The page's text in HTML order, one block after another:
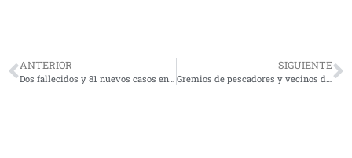
ANTERIOR
Dos fallecidos y 81 nuevos casos en la región: Revisa la cantidad de casos activos por comuna
SIGUIENTE
Gremios de pescadores y vecinos de Chungungo exigen participación en proceso de protección del Archipiélago de Humboldt